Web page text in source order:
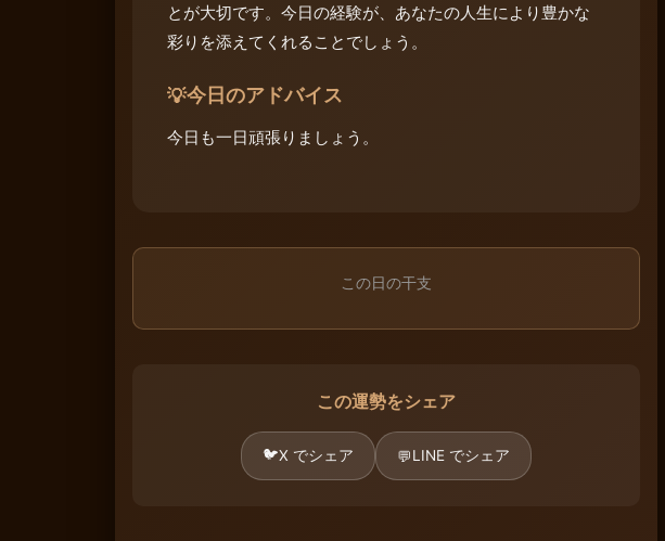
とが大切です。今日の経験が、あなたの人生により豊かな
彩りを添えてくれることでしょう。
💡今日のアドバイス
今日も一日頑張りましょう。
この日の干支
この運勢をシェア
🐦X でシェア 💬LINE でシェア